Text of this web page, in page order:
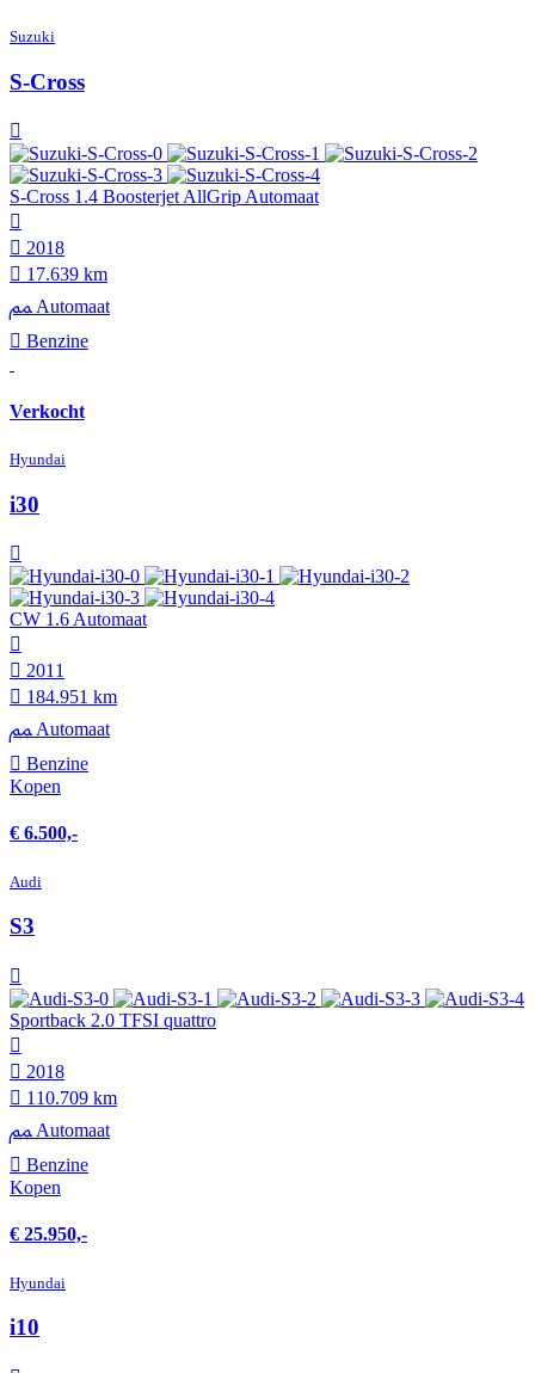
Suzuki
S-Cross
S-Cross 1.4 Boosterjet AllGrip Automaat
2018
17.639 km
Automaat
Benzine
Verkocht
Hyundai
i30
CW 1.6 Automaat
2011
184.951 km
Automaat
Benzine
Kopen
€ 6.500,-
Audi
S3
Sportback 2.0 TFSI quattro
2018
110.709 km
Automaat
Benzine
Kopen
€ 25.950,-
Hyundai
i10